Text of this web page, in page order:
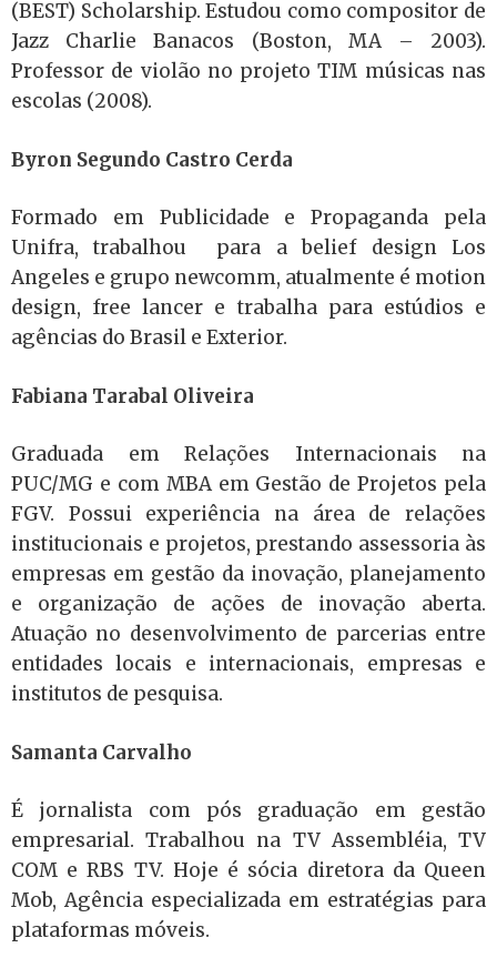
(BEST) Scholarship. Estudou como compositor de
Jazz Charlie Banacos (Boston, MA – 2003).
Professor de violão no projeto TIM músicas nas
escolas (2008).
Byron Segundo Castro Cerda
Formado em Publicidade e Propaganda pela
Unifra, trabalhou para a belief design Los
Angeles e grupo newcomm, atualmente é motion
design, free lancer e trabalha para estúdios e
agências do Brasil e Exterior.
Fabiana Tarabal Oliveira
Graduada em Relações Internacionais na
PUC/MG e com MBA em Gestão de Projetos pela
FGV. Possui experiência na área de relações
institucionais e projetos, prestando assessoria às
empresas em gestão da inovação, planejamento
e organização de ações de inovação aberta.
Atuação no desenvolvimento de parcerias entre
entidades locais e internacionais, empresas e
institutos de pesquisa.
Samanta Carvalho
É jornalista com pós graduação em gestão
empresarial. Trabalhou na TV Assembléia, TV
COM e RBS TV. Hoje é sócia diretora da Queen
Mob, Agência especializada em estratégias para
plataformas móveis.